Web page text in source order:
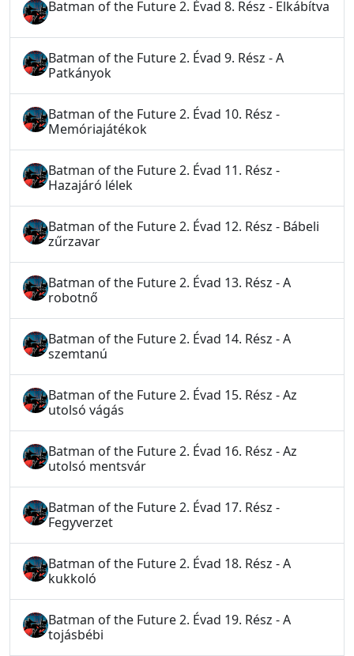
Batman of the Future 2. Évad 8. Rész - Elkábítva
Batman of the Future 2. Évad 9. Rész - A
Patkányok
Batman of the Future 2. Évad 10. Rész -
Memóriajátékok
Batman of the Future 2. Évad 11. Rész -
Hazajáró lélek
Batman of the Future 2. Évad 12. Rész - Bábeli
zűrzavar
Batman of the Future 2. Évad 13. Rész - A
robotnő
Batman of the Future 2. Évad 14. Rész - A
szemtanú
Batman of the Future 2. Évad 15. Rész - Az
utolsó vágás
Batman of the Future 2. Évad 16. Rész - Az
utolsó mentsvár
Batman of the Future 2. Évad 17. Rész -
Fegyverzet
Batman of the Future 2. Évad 18. Rész - A
kukkoló
Batman of the Future 2. Évad 19. Rész - A
tojásbébi